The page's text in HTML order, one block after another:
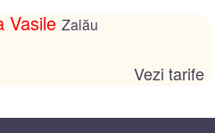
Vasile Zalău
Vezi tarife